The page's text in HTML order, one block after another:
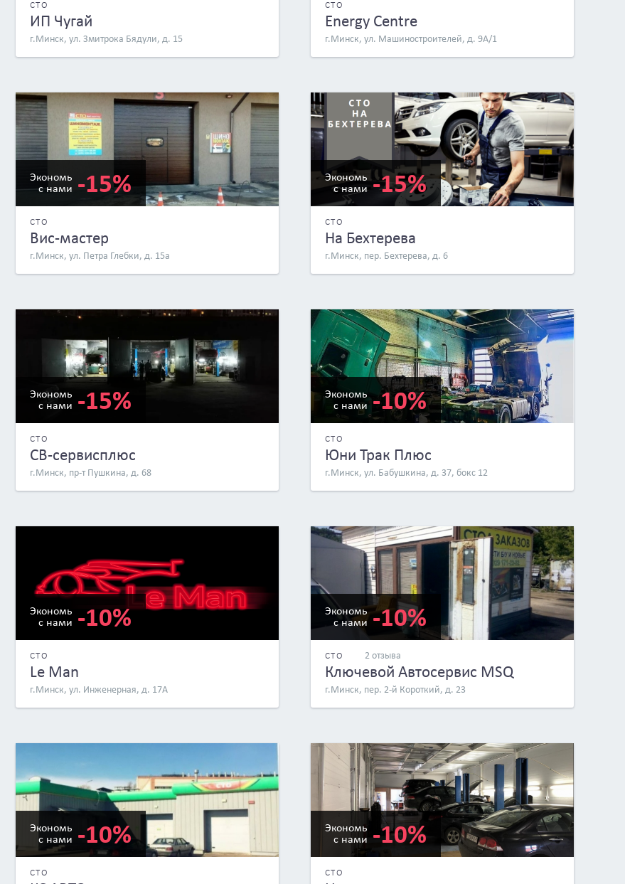
СТО
ИП Чугай
г.Минск, ул. Змитрока Бядули, д. 15
СТО
Energy Centre
г.Минск, ул. Машиностроителей, д. 9А/1
Экономь
с нами -15%
СТО
Вис-мастер
г.Минск, ул. Петра Глебки, д. 15а
Экономь
с нами -15%
СТО
На Бехтерева
г.Минск, пер. Бехтерева, д. 6
Экономь
с нами -15%
СТО
СВ-сервисплюс
г.Минск, пр-т Пушкина, д. 68
Экономь
с нами -10%
СТО
Юни Трак Плюс
г.Минск, ул. Бабушкина, д. 37, бокс 12
Экономь
с нами -10%
СТО
Le Man
г.Минск, ул. Инженерная, д. 17А
Экономь
с нами -10%
СТО 2 отзыва
Ключевой Автосервис MSQ
г.Минск, пер. 2-й Короткий, д. 23
Экономь
с нами -10%
СТО
Экономь
с нами -10%
СТО